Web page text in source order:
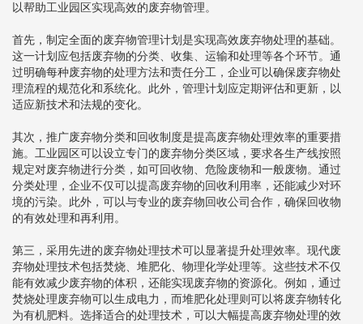
以帮助工业园区实现高效的废弃物管理。
首先，制定全面的废弃物管理计划是实现高效废弃物处理的基础。
这一计划应包括废弃物的分类、收集、运输和处理等各个环节。通
过明确每种废弃物的处理方法和责任分工，企业可以确保废弃物处
理流程的规范化和系统化。此外，管理计划应定期评估和更新，以
适应新技术和法规的变化。
其次，推广废弃物分类和回收制度是提高废弃物处理效率的重要措
施。工业园区可以设立专门的废弃物分类区域，要求各生产线按照
规定对废弃物进行分类，如可回收物、危险废物和一般废物。通过
分类处理，企业不仅可以提高废弃物的回收利用率，还能减少对环
境的污染。此外，可以与专业的废弃物回收公司合作，确保回收物
的有效处理和再利用。
第三，采用先进的废弃物处理技术可以显著提升处理效率。现代废
弃物处理技术包括焚烧、堆肥化、物理化学处理等。这些技术不仅
能有效减少废弃物的体积，还能实现废弃物的资源化。例如，通过
焚烧处理废弃物可以生成电力，而堆肥化处理则可以将废弃物转化
为有机肥料。选择适合的处理技术，可以大幅提高废弃物处理的效